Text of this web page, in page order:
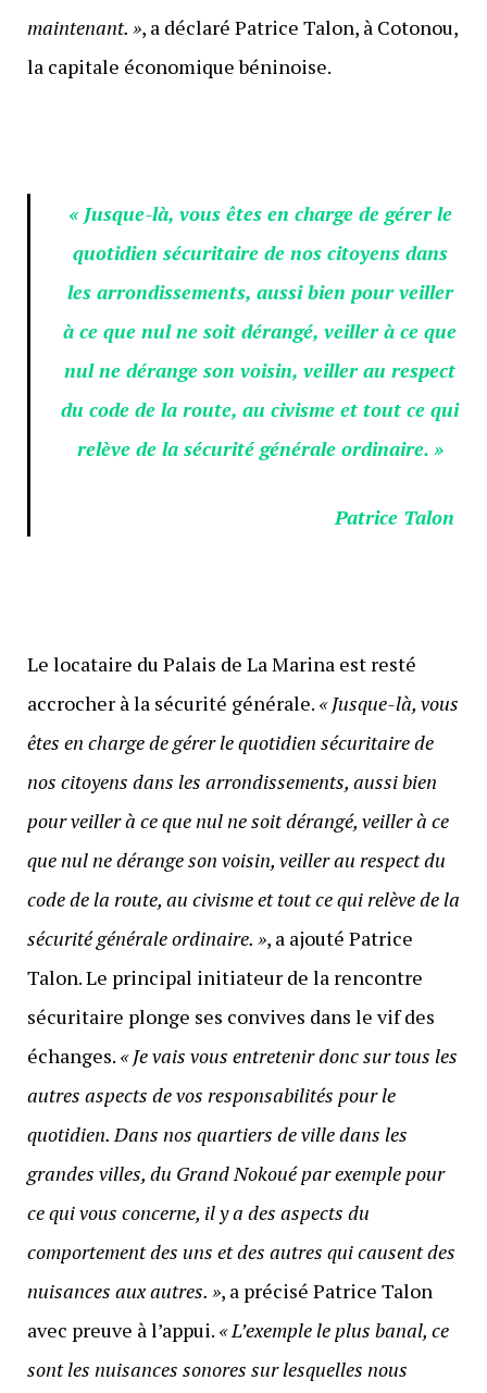
maintenant. », a déclaré Patrice Talon, à Cotonou,
la capitale économique béninoise.
« Jusque-là, vous êtes en charge de gérer le
quotidien sécuritaire de nos citoyens dans
les arrondissements, aussi bien pour veiller
à ce que nul ne soit dérangé, veiller à ce que
nul ne dérange son voisin, veiller au respect
du code de la route, au civisme et tout ce qui
relève de la sécurité générale ordinaire. »
Patrice Talon
Le locataire du Palais de La Marina est resté
accrocher à la sécurité générale. « Jusque-là, vous
êtes en charge de gérer le quotidien sécuritaire de
nos citoyens dans les arrondissements, aussi bien
pour veiller à ce que nul ne soit dérangé, veiller à ce
que nul ne dérange son voisin, veiller au respect du
code de la route, au civisme et tout ce qui relève de la
sécurité générale ordinaire. », a ajouté Patrice
Talon. Le principal initiateur de la rencontre
sécuritaire plonge ses convives dans le vif des
échanges. « Je vais vous entretenir donc sur tous les
autres aspects de vos responsabilités pour le
quotidien. Dans nos quartiers de ville dans les
grandes villes, du Grand Nokoué par exemple pour
ce qui vous concerne, il y a des aspects du
comportement des uns et des autres qui causent des
nuisances aux autres. », a précisé Patrice Talon
avec preuve à l’appui. « L’exemple le plus banal, ce
sont les nuisances sonores sur lesquelles nous